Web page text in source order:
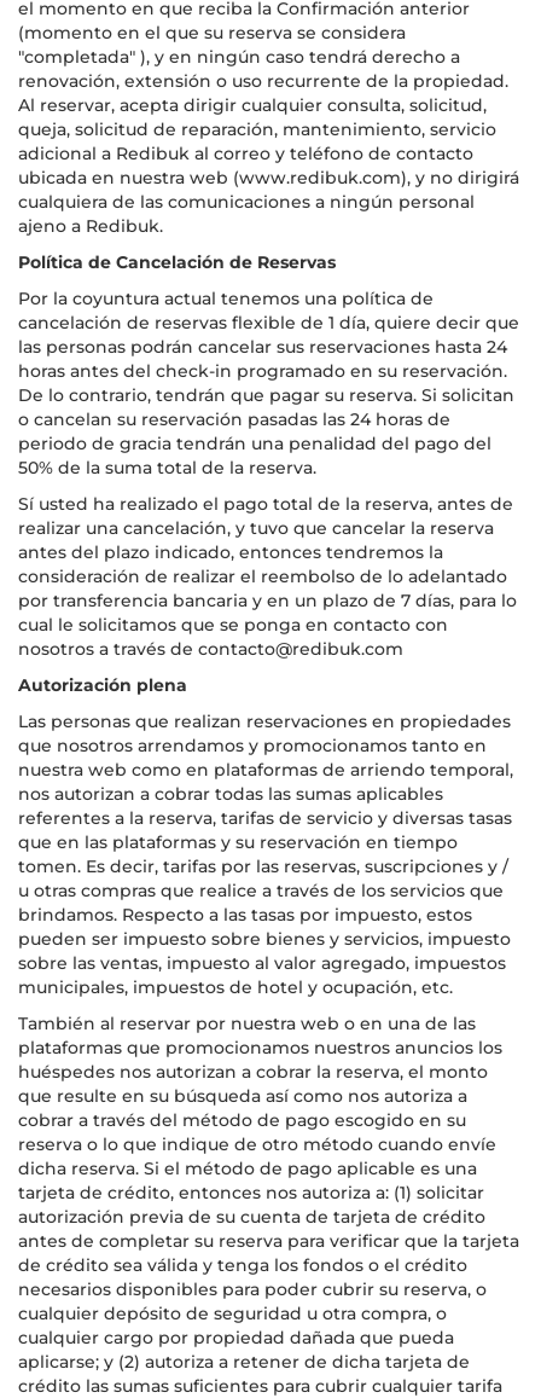
el momento en que reciba la Confirmación anterior
(momento en el que su reserva se considera
"completada" ), y en ningún caso tendrá derecho a
renovación, extensión o uso recurrente de la propiedad.
Al reservar, acepta dirigir cualquier consulta, solicitud,
queja, solicitud de reparación, mantenimiento, servicio
adicional a Redibuk al correo y teléfono de contacto
ubicada en nuestra web (www.redibuk.com), y no dirigirá
cualquiera de las comunicaciones a ningún personal
ajeno a Redibuk.
Política de Cancelación de Reservas
Por la coyuntura actual tenemos una política de
cancelación de reservas flexible de 1 día, quiere decir que
las personas podrán cancelar sus reservaciones hasta 24
horas antes del check-in programado en su reservación.
De lo contrario, tendrán que pagar su reserva. Si solicitan
o cancelan su reservación pasadas las 24 horas de
periodo de gracia tendrán una penalidad del pago del
50% de la suma total de la reserva.
Sí usted ha realizado el pago total de la reserva, antes de
realizar una cancelación, y tuvo que cancelar la reserva
antes del plazo indicado, entonces tendremos la
consideración de realizar el reembolso de lo adelantado
por transferencia bancaria y en un plazo de 7 días, para lo
cual le solicitamos que se ponga en contacto con
nosotros a través de contacto@redibuk.com
Autorización plena
Las personas que realizan reservaciones en propiedades
que nosotros arrendamos y promocionamos tanto en
nuestra web como en plataformas de arriendo temporal,
nos autorizan a cobrar todas las sumas aplicables
referentes a la reserva, tarifas de servicio y diversas tasas
que en las plataformas y su reservación en tiempo
tomen. Es decir, tarifas por las reservas, suscripciones y /
u otras compras que realice a través de los servicios que
brindamos. Respecto a las tasas por impuesto, estos
pueden ser impuesto sobre bienes y servicios, impuesto
sobre las ventas, impuesto al valor agregado, impuestos
municipales, impuestos de hotel y ocupación, etc.
También al reservar por nuestra web o en una de las
plataformas que promocionamos nuestros anuncios los
huéspedes nos autorizan a cobrar la reserva, el monto
que resulte en su búsqueda así como nos autoriza a
cobrar a través del método de pago escogido en su
reserva o lo que indique de otro método cuando envíe
dicha reserva. Si el método de pago aplicable es una
tarjeta de crédito, entonces nos autoriza a: (1) solicitar
autorización previa de su cuenta de tarjeta de crédito
antes de completar su reserva para verificar que la tarjeta
de crédito sea válida y tenga los fondos o el crédito
necesarios disponibles para poder cubrir su reserva, o
cualquier depósito de seguridad u otra compra, o
cualquier cargo por propiedad dañada que pueda
aplicarse; y (2) autoriza a retener de dicha tarjeta de
crédito las sumas suficientes para cubrir cualquier tarifa